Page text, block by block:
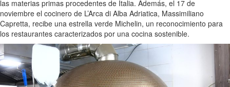
las materias primas procedentes de Italia. Además, el 17 de
noviembre el cocinero de L’Arca di Alba Adriatica, Massimiliano
Capretta, recibe una estrella verde Michelin, un reconocimiento para
los restaurantes caracterizados por una cocina sostenible.